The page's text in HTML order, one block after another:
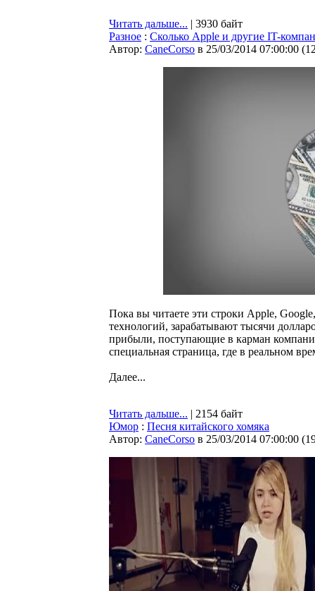
Читать дальше... | 3930 байт
Разное : Сколько Apple и другие IT-
Автор: CaneCorso в 25/03/2014 07:00:00 (
Пока вы читаете эти строки Apple,
технологий, зарабатывают тысячи
прибыли, поступающие в карман
специальная страница, где в реальном
Далее...
Читать дальше... | 2154 байт
Юмор : Песня китайского хомяка
Автор: CaneCorso в 25/03/2014 07:00:00 (